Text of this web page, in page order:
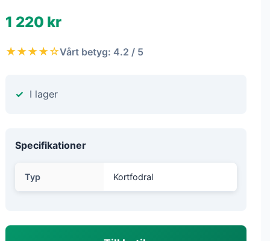
1 220 kr
★★★★☆Vårt betyg: 4.2 / 5
I lager
Specifikationer
Typ Kortfodral